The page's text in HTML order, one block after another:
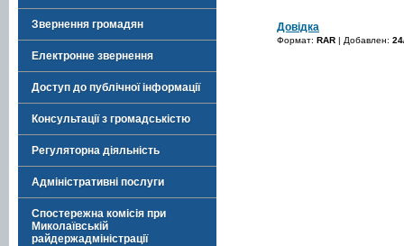
Звернення громадян
Електронне звернення
Доступ до публічної інформації
Консультації з громадськістю
Регуляторна діяльність
Адміністративні послуги
Спостережна комісія при
Миколаївській
райдержадміністрації
Довідка
Формат: RAR | Добавлен: